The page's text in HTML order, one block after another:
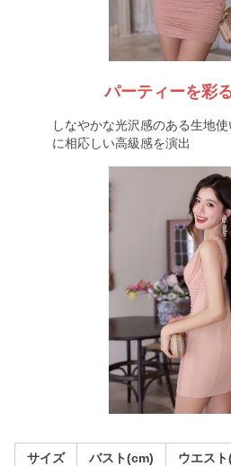
パーティーを彩
しなやかな光沢感のある生地
に相応しい高級感を演出
サイズ バスト(cm) ウエス